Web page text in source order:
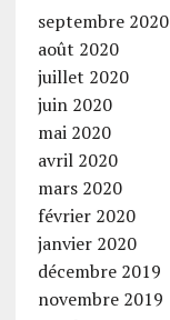
septembre 2020
août 2020
juillet 2020
juin 2020
mai 2020
avril 2020
mars 2020
février 2020
janvier 2020
décembre 2019
novembre 2019